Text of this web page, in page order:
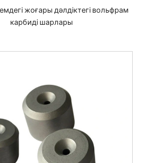
жоғары дәлдіктегі вольфрам
карбиді шарлары